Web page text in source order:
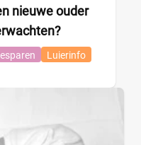
nieuwe ouder
Luierinfo